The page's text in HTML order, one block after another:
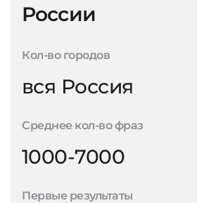
России
Кол-во городов
вся Россия
Среднее кол-во фраз
1000-7000
Первые результаты